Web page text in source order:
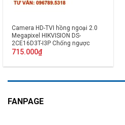
Camera HD-TVI hồng ngoại 2.0
Megapixel HIKVISION DS-
2CE16D3T-I3P Chống ngược
sáng
715.000₫
FANPAGE